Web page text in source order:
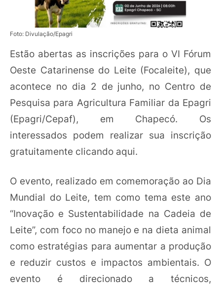
Foto: Divulação/Epagri
Estão abertas as inscrições para o VI Fórum
Oeste Catarinense do Leite (Focaleite), que
acontece no dia 2 de junho, no Centro de
Pesquisa para Agricultura Familiar da Epagri
(Epagri/Cepaf), em Chapecó. Os
interessados podem realizar sua inscrição
gratuitamente clicando aqui.
O evento, realizado em comemoração ao Dia
Mundial do Leite, tem como tema este ano
“Inovação e Sustentabilidade na Cadeia de
Leite”, com foco no manejo e na dieta animal
como estratégias para aumentar a produção
e reduzir custos e impactos ambientais. O
evento é direcionado a técnicos,